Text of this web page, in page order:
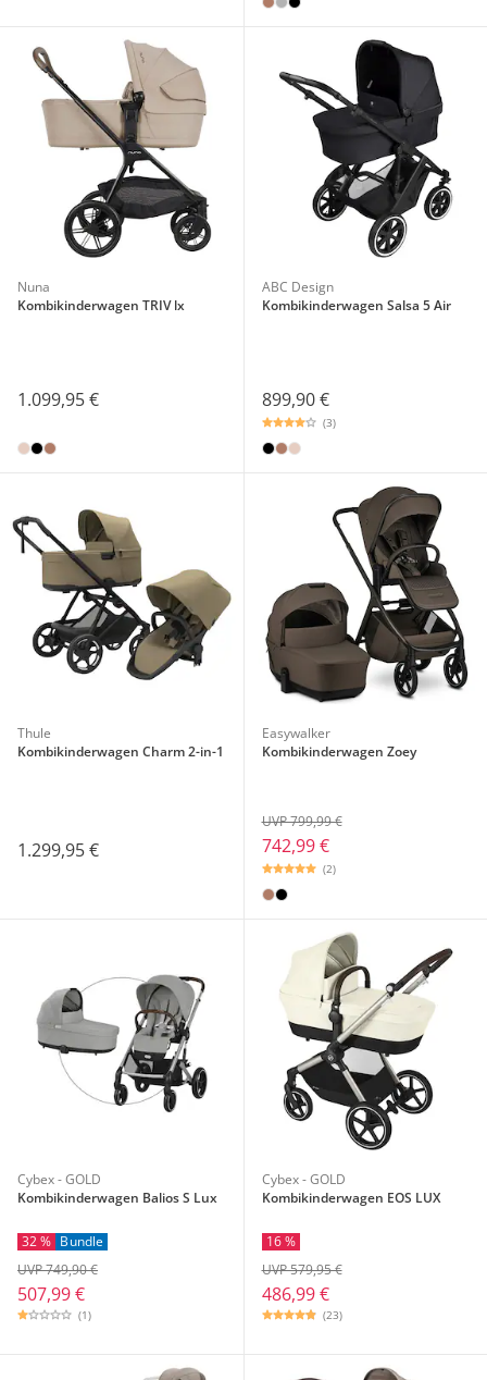
Nuna
Kombikinderwagen TRIV lx
1.099,95 €
ABC Design
Kombikinderwagen Salsa 5 Air
899,90 €
(3)
Thule
Kombikinderwagen Charm 2-in-1
1.299,95 €
Easywalker
Kombikinderwagen Zoey
742,99 €
UVP 799,99 €
(2)
Cybex - GOLD
Kombikinderwagen Balios S Lux
32 % Bundle
507,99 €
UVP 749,90 €
(1)
Cybex - GOLD
Kombikinderwagen EOS LUX
16 %
486,99 €
UVP 579,95 €
(23)